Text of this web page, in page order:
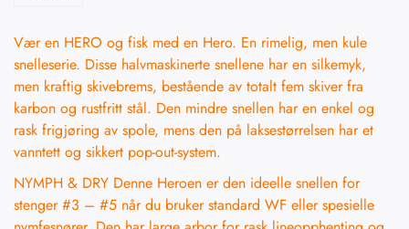
Vær en HERO og fisk med en Hero. En rimelig, men kule
snelleserie. Disse halvmaskinerte snellene har en silkemyk,
men kraftig skivebrems, bestående av totalt fem skiver fra
karbon og rustfritt stål. Den mindre snellen har en enkel og
rask frigjøring av spole, mens den på laksestørrelsen har et
vanntett og sikkert pop-out-system.
NYMPH & DRY Denne Heroen er den ideelle snellen for
stenger #3 – #5 når du bruker standard WF eller spesielle